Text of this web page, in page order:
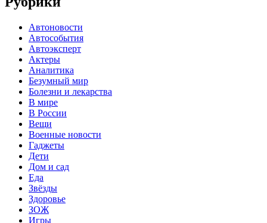
Автоновости
Автособытия
Автоэксперт
Актеры
Аналитика
Безумный мир
Болезни и лекарства
В мире
В России
Вещи
Военные новости
Гаджеты
Дети
Дом и сад
Еда
Звёзды
Здоровье
ЗОЖ
Игры